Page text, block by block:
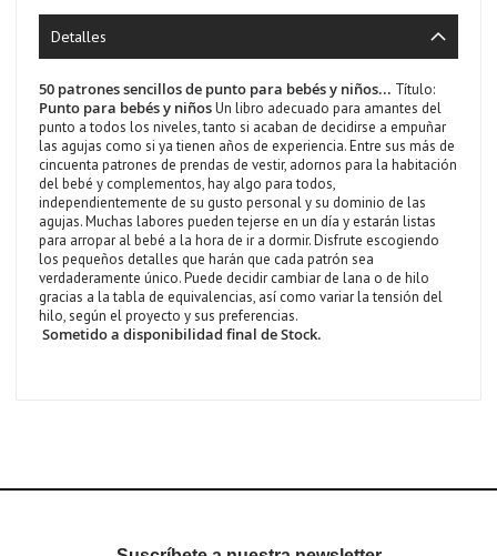
Detalles
50 patrones sencillos de punto para bebés y niños... Título:
Punto para bebés y niñosUn libro adecuado para amantes del
punto a todos los niveles, tanto si acaban de decidirse a empuñar
las agujas como si ya tienen años de experiencia. Entre sus más de
cincuenta patrones de prendas de vestir, adornos para la habitación
del bebé y complementos, hay algo para todos,
independientemente de su gusto personal y su dominio de las
agujas. Muchas labores pueden tejerse en un día y estarán listas
para arropar al bebé a la hora de ir a dormir. Disfrute escogiendo
los pequeños detalles que harán que cada patrón sea
verdaderamente único. Puede decidir cambiar de lana o de hilo
gracias a la tabla de equivalencias, así como variar la tensión del
hilo, según el proyecto y sus preferencias.
Sometido a disponibilidad final de Stock.